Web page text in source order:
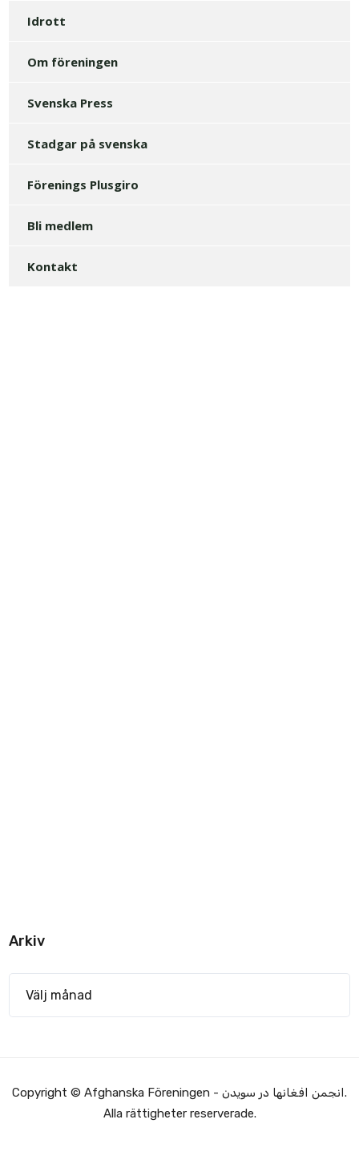
Idrott
Om föreningen
Svenska Press
Stadgar på svenska
Förenings Plusgiro
Bli medlem
Kontakt
Arkiv
Copyright © Afghanska Föreningen - انجمن افغانها در سویدن.
Alla rättigheter reserverade.